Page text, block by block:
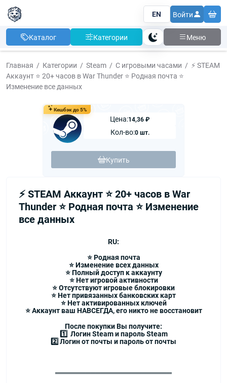
EN Войти
Каталог Категории Тема Меню
Главная Категории Steam С игровыми часами
⚡ STEAM
Аккаунт ⭐ 20+ часов в War Thunder ⭐ Родная почта ⭐
Изменение все данных
Кешбэк до 5%
Цена:14,36 ₽
Кол-во:0 шт.
Купить
⚡ STEAM Аккаунт ⭐ 20+ часов в War
Thunder ⭐ Родная почта ⭐ Изменение
все данных
RU:
⭐ Родная почта
⭐ Изменение всех данных
⭐ Полный доступ к аккаунту
⭐ Нет игровой активности
⭐ Отсутствуют игровые блокировки
⭐ Нет привязанных банковских карт
⭐ Нет активированных ключей
⭐ Аккаунт ваш НАВСЕГДА, его никто не восстановит
После покупки Вы получите:
1️⃣ Логин Steam и пароль Steam
2️⃣ Логин от почты и пароль от почты
═══════════════════════